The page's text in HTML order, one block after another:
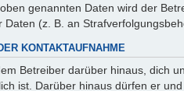
genannten Daten wird der
Daten (z. B. an
KONTAKTAUFNAHME
Betreiber darüber hinaus, dich
ist. Darüber hinaus dürfen er